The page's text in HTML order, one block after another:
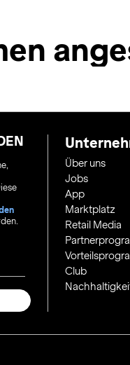
Über uns
Jobs
App
Marktplatz
Retail Media
Club